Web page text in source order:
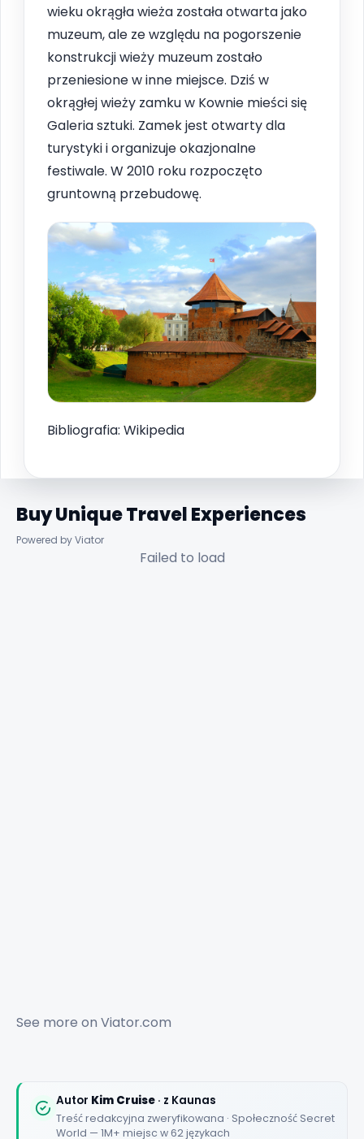
wieku okrągła wieża została otwarta jako
muzeum, ale ze względu na pogorszenie
konstrukcji wieży muzeum zostało
przeniesione w inne miejsce. Dziś w
okrągłej wieży zamku w Kownie mieści się
Galeria sztuki. Zamek jest otwarty dla
turystyki i organizuje okazjonalne
festiwale. W 2010 roku rozpoczęto
gruntowną przebudowę.
Bibliografia: Wikipedia
Buy Unique Travel Experiences
Powered by Viator
Failed to load
See more on Viator.com
Autor Kim Cruise · z Kaunas
Treść redakcyjna zweryfikowana · Społeczność Secret
World — 1M+ miejsc w 62 językach